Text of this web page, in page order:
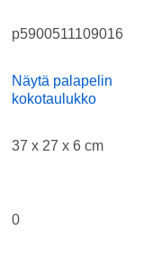
p5900511109016
Näytä palapelin
kokotaulukko
37 x 27 x 6 cm
0